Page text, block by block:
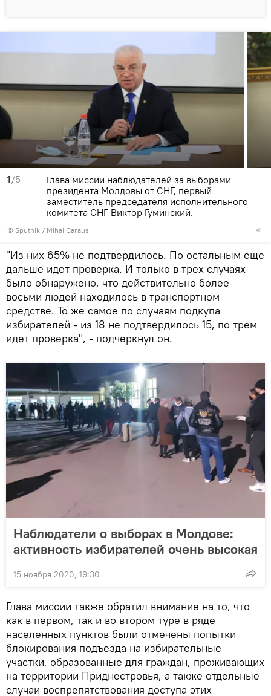
1/5
© Sputnik / Mihai Caraus
Глава миссии наблюдателей за выборами
президента Молдовы от СНГ, первый
заместитель председателя исполнительного
комитета СНГ Виктор Гуминский.
"Из них 65% не подтвердилось. По остальным еще
дальше идет проверка. И только в трех случаях
было обнаружено, что действительно более
восьми людей находилось в транспортном
средстве. То же самое по случаям подкупа
избирателей - из 18 не подтвердилось 15, по трем
идет проверка", - подчеркнул он.
Наблюдатели о выборах в Молдове:
активность избирателей очень высокая
15 ноября 2020, 19:30
Глава миссии также обратил внимание на то, что
как в первом, так и во втором туре в ряде
населенных пунктов были отмечены попытки
блокирования подъезда на избирательные
участки, образованные для граждан, проживающих
на территории Приднестровья, а также отдельные
случаи воспрепятствования доступа этих